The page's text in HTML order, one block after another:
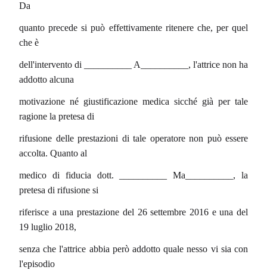
Da
quanto precede si può effettivamente ritenere che, per quel
che è
dell'intervento di __________ A__________, l'attrice non ha
addotto alcuna
motivazione né giustificazione medica sicché già per tale
ragione la pretesa di
rifusione delle prestazioni di tale operatore non può essere
accolta. Quanto al
medico di fiducia dott. __________ Ma__________, la
pretesa di rifusione si
riferisce a una prestazione del 26 settembre 2016 e una del
19 luglio 2018,
senza che l'attrice abbia però addotto quale nesso vi sia con
l'episodio